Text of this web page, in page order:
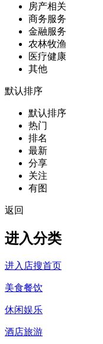
房产相关
商务服务
金融服务
农林牧渔
医疗健康
其他
默认排序
默认排序
热门
排名
最新
分享
关注
有图
返回
进入分类
进入店搜首页
美食餐饮
休闲娱乐
酒店旅游